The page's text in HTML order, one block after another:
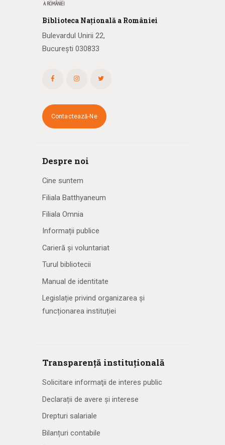
Biblioteca Națională a României
Bulevardul Unirii 22,
București 030833
Contactează-Ne
Despre noi
Cine suntem
Filiala Batthyaneum
Filiala Omnia
Informații publice
Carieră și voluntariat
Turul bibliotecii
Manual de identitate
Legislație privind organizarea și
funcționarea instituției
Transparență instituțională
Solicitare informaţii de interes public
Declarații de avere și interese
Drepturi salariale
Bilanțuri contabile